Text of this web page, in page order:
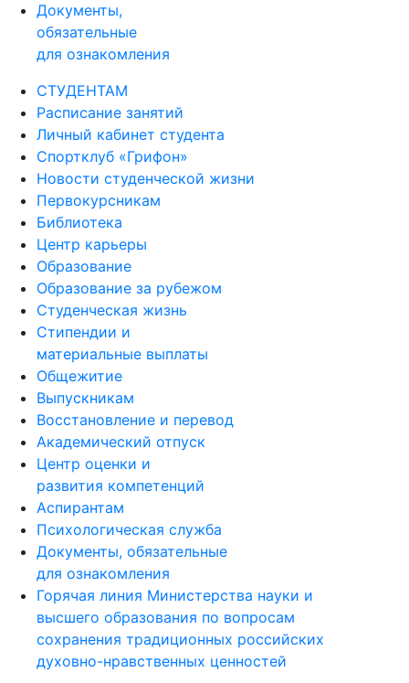
Документы,
обязательные
для ознакомления
СТУДЕНТАМ
Расписание занятий
Личный кабинет студента
Спортклуб «Грифон»
Новости студенческой жизни
Первокурсникам
Библиотека
Центр карьеры
Образование
Образование за рубежом
Студенческая жизнь
Стипендии и
материальные выплаты
Общежитие
Выпускникам
Восстановление и перевод
Академический отпуск
Центр оценки и
развития компетенций
Аспирантам
Психологическая служба
Документы, обязательные
для ознакомления
Горячая линия Министерства науки и
высшего образования по вопросам
сохранения традиционных российских
духовно-нравственных ценностей